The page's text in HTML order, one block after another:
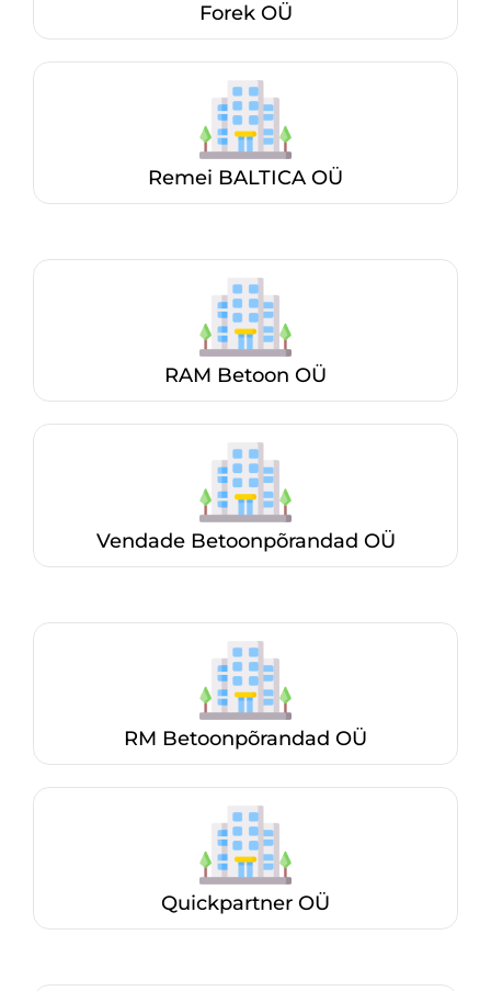
Forek OÜ
Remei BALTICA OÜ
RAM Betoon OÜ
Vendade Betoonpõrandad OÜ
RM Betoonpõrandad OÜ
Quickpartner OÜ